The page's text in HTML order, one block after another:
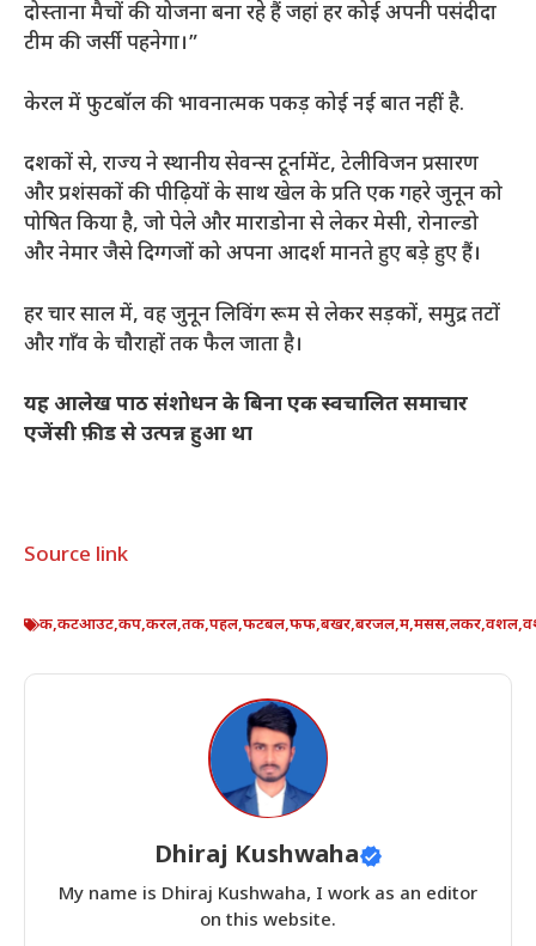
दोस्ताना मैचों की योजना बना रहे हैं जहां हर कोई अपनी पसंदीदा
टीम की जर्सी पहनेगा।”
केरल में फुटबॉल की भावनात्मक पकड़ कोई नई बात नहीं है.
दशकों से, राज्य ने स्थानीय सेवन्स टूर्नामेंट, टेलीविजन प्रसारण
और प्रशंसकों की पीढ़ियों के साथ खेल के प्रति एक गहरे जुनून को
पोषित किया है, जो पेले और माराडोना से लेकर मेसी, रोनाल्डो
और नेमार जैसे दिग्गजों को अपना आदर्श मानते हुए बड़े हुए हैं।
हर चार साल में, वह जुनून लिविंग रूम से लेकर सड़कों, समुद्र तटों
और गाँव के चौराहों तक फैल जाता है।
यह आलेख पाठ संशोधन के बिना एक स्वचालित समाचार
एजेंसी फ़ीड से उत्पन्न हुआ था
Source link
क,कटआउट,कप,करल,तक,पहल,फटबल,फफ,बखर,बरजल,म,मसस,लकर,वशल,
Dhiraj Kushwaha
My name is Dhiraj Kushwaha, I work as an editor
on this website.